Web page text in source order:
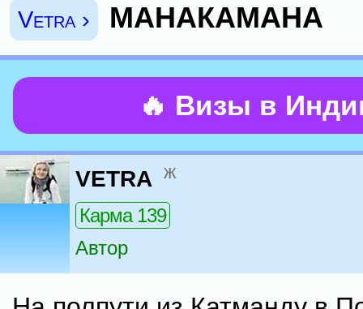
Vetra › МАНАКАМАНА
🔥 Визы в
VETRA ж
Карма 139
Автор